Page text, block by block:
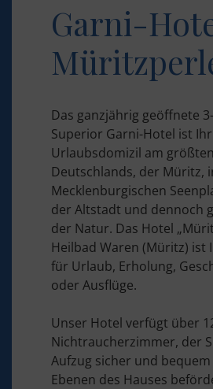
Garni-
Das ganzjährig geöffnete
Superior Garni-Hotel ist Ihr
Urlaubsdomizil am
Deutschlands, der Müritz,
Mecklenburgischen
der Altstadt und dennoch
der Natur. Das Hotel
Heilbad Waren (Müritz) ist
für Urlaub, Erholung,
oder Ausflüge.
Unser Hotel verfügt über
Nichtraucherzimmer, der
Aufzug sicher und bequem
Ebenen des Hauses